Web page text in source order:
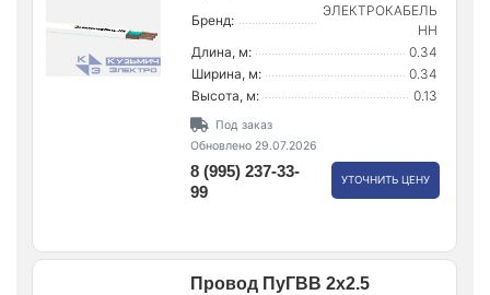
Бренд:
ЭЛЕКТРОКАБЕЛЬ
НН
Длина, м:
0.34
Ширина, м:
0.34
Высота, м:
0.13
Под заказ
Обновлено 29.07.2026
8 (995) 237-33-
99
УТОЧНИТЬ ЦЕНУ
Провод ПуГВВ 2х2.5